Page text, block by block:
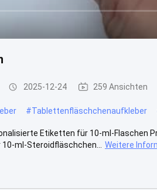
2025-12-24 259 Ansichten
#Tablettenfläschchenaufkleber
Etiketten für 10-ml-Flaschen
ml-Steroidfläschchen...
Weitere